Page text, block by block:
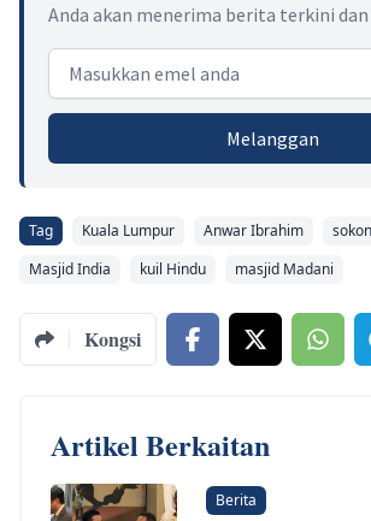
Anda akan menerima berita terkini
Email address
Melanggan
Tag Kuala Lumpur Anwar Ibrahim
Masjid India
kuil Hindu masjid Madani
Kongsi
Artikel Berkaitan
Berita